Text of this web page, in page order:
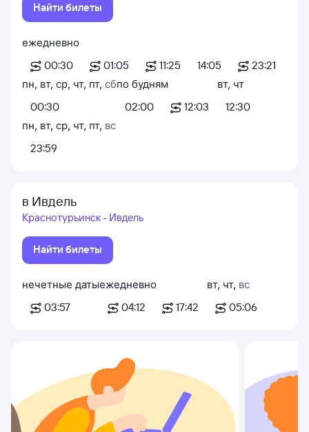
Найти билеты
ежедневно
00:30
01:05 11:25 14:05
23:21
пн, вт, ср, чт, пт, сб
00:30
по будням
02:00
12:03
вт, чт
12:30
пн, вт, ср, чт, пт, вс
23:59
в Ивдель
Краснотурьинск - Ивдель
Найти билеты
нечетные даты
03:57
ежедневно
04:12
17:42
вт, чт, вс
05:06